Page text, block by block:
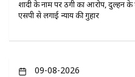
शादी के नाम पर ठगी का आरोप, दुल्हन
एसपी से लगाई न्याय की गुहार
09-08-2026